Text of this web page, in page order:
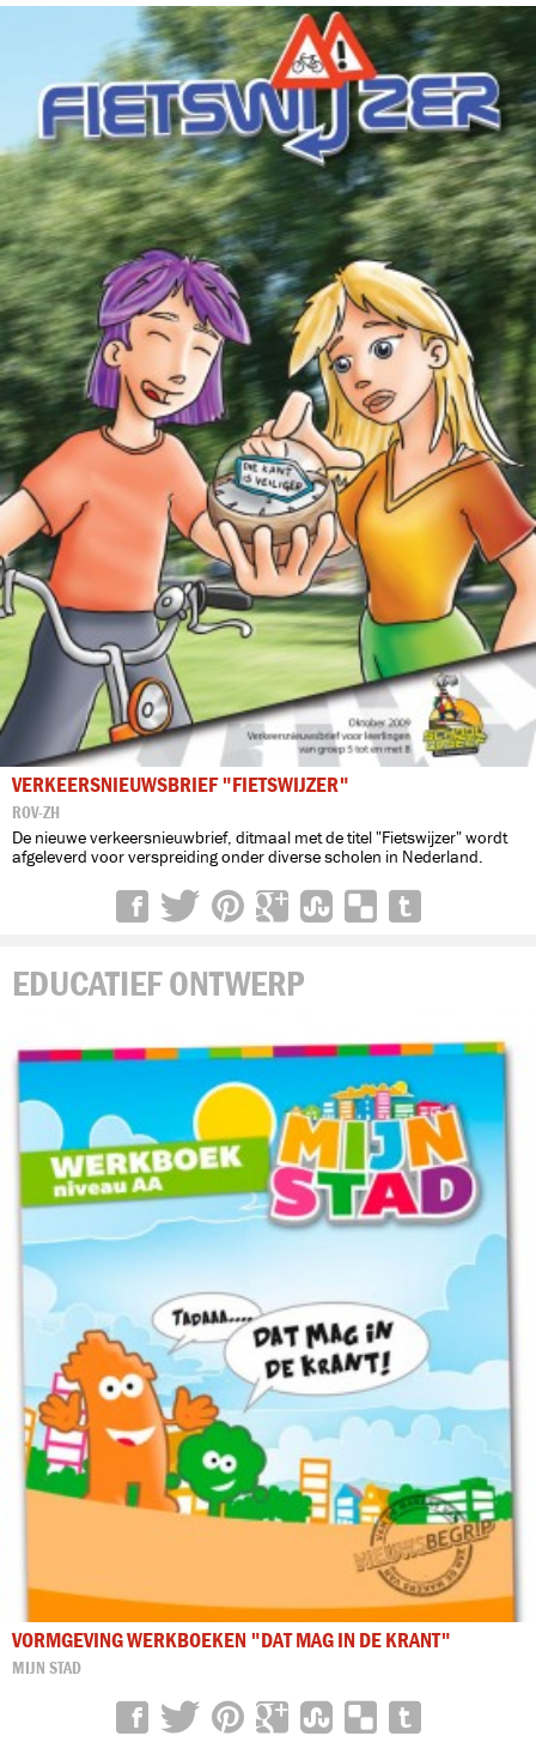
VERKEERSNIEUWSBRIEF "FIETSWIJZER"
ROV-ZH
De nieuwe verkeersnieuwbrief, ditmaal met de titel "Fietswijzer" wordt
afgeleverd voor verspreiding onder diverse scholen in Nederland.
EDUCATIEF ONTWERP
VORMGEVING WERKBOEKEN "DAT MAG IN DE KRANT"
MIJN STAD